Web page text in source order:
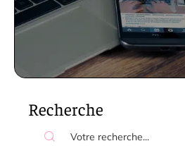
Recherche